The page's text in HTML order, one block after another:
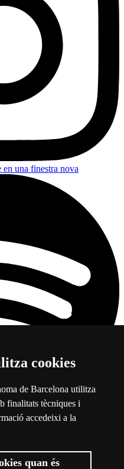
cookies
de Barcelona utilitza
finalitats tècniques i
accedeixi a la
quan és
una finestra nova
una finestra nova
Barcelona